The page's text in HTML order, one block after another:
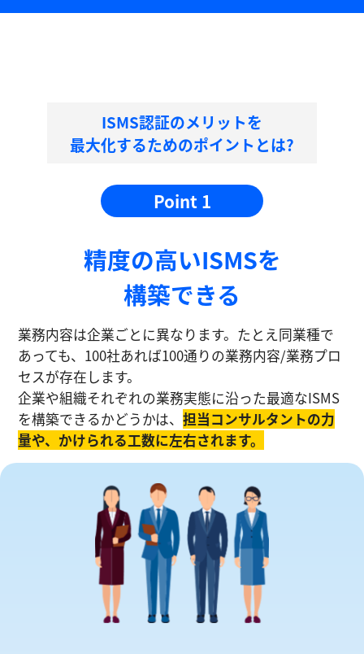
ISMS認証のメリットを
最大化するためのポイントとは?
Point 1
精度の⾼いISMSを
構築できる
業務内容は企業ごとに異なります。たとえ同業種で
あっても、100社あれば100通りの業務内容/業務プロ
セスが存在します。
企業や組織それぞれの業務実態に沿った最適なISMS
を構築できるかどうかは、担当コンサルタントの⼒
量や、かけられる工数に左右されます。